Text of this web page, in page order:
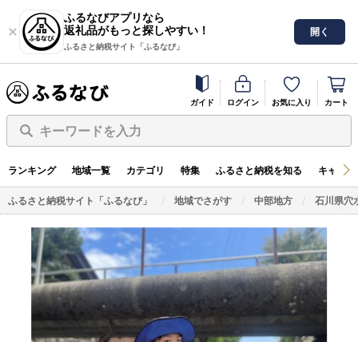
ふるなびアプリなら
返礼品がもっと探しやすい！
ふるさと納税サイト「ふるなび」
開く
ガイド ログイン お気に入り カート
キーワードを入力
ランキング 地域一覧 カテゴリ 特集 ふるさと納税を知る キャン
ふるさと納税サイト「ふるなび」 地域でさがす 中部地方 石川県穴